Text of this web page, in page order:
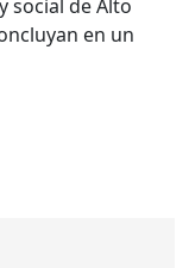
social de Alto
en un